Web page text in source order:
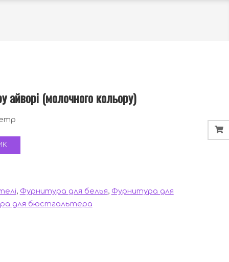
айворі (молочного кольору)
, Фурнитура для белья, Фурнитура для
для бюстгальтера